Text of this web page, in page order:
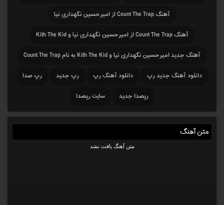
آهنگ Count The Trap از امیرحسین نگهداری نیا
آهنگ Count The Trap از امیرحسین نگهداری نیا و Kith The Kid
آهنگ جدید امیرحسین نگهداری نیا و Kith The Kid به نام Count The Trap
دانلود آهنگ جدید رپ
دانلود آهنگ رپ رپ جدید
رپ صدا
رپصدا جدید
سایت رپصدا
متن آهنگ
متن آهنگ یافت نشد